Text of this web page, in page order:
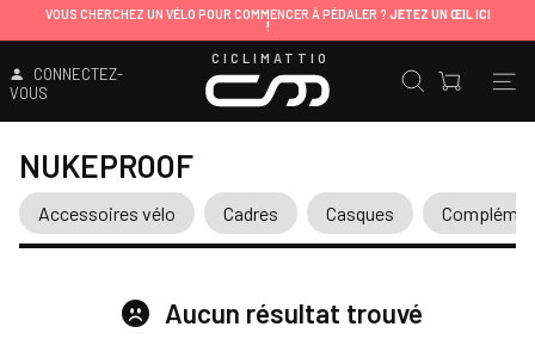
VOUS CHERCHEZ UN VÉLO POUR COMMENCER À PÉDALER ? JETEZ UN ŒIL ICI
!
CONNECTEZ-
VOUS
CICLIMATTIO
NUKEPROOF
Accessoires vélo Cadres Casques
Aucun résultat trouvé